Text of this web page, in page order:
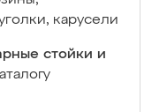
карусели
стойки и